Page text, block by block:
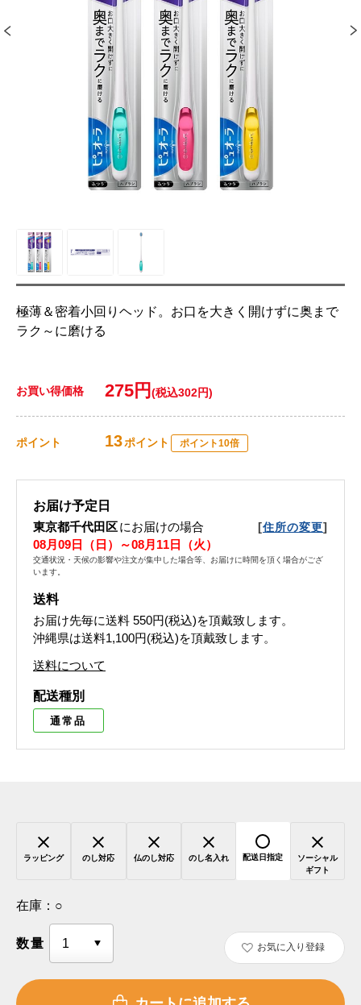
極薄＆密着小回りヘッド。お口を大きく開けずに奥まで
ラク～に磨ける
お買い得価格 275円 (税込302円)
ポイント 13ポイント ポイント10倍
お届け予定日
東京都千代田区にお届けの場合 [住所の変更]
08月09日（日）～08月11日（火）
交通状況・天候の影響や注文が集中した場合等、お届けに時間を頂く場合がござ
います。
送料
お届け先毎に送料 550円(税込)を頂戴致します。
沖縄県は送料1,100円(税込)を頂戴致します。
送料について
配送種別
通常品
ラッピング のし対応 仏のし対応 のし名入れ 配送日指定
ソーシャル
ギフト
在庫： ○
数量 お気に入り登録